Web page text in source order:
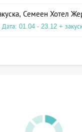
Семеен Хотел
Дата: 01.04 - 23.12 +